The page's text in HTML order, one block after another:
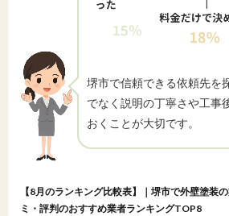
堺市で信頼できる依頼先を
でなく説明の丁寧さや工事
おくことが大切です。
【8月のランキング比較表】｜堺市で外壁塗装
ミ・評判のおすすめ業者ランキングTOP8